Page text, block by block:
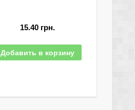
15.40 грн.
Добавить в корзину